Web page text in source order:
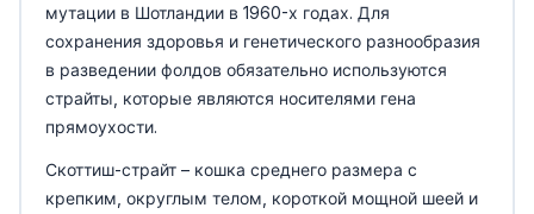
мутации в Шотландии в 1960-х годах. Для
сохранения здоровья и генетического разнообразия
в разведении фолдов обязательно используются
страйты, которые являются носителями гена
прямоухости.
Скоттиш-страйт – кошка среднего размера с
крепким, округлым телом, короткой мощной шеей и